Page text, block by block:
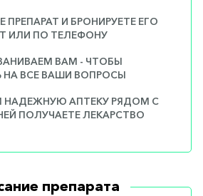
ПРЕПАРАТ И БРОНИРУЕТЕ ЕГО
ИЛИ ПО ТЕЛЕФОНУ
ВАМ - ЧТОБЫ
НА ВСЕ ВАШИ ВОПРОСЫ
НАДЕЖНУЮ АПТЕКУ РЯДОМ С
ПОЛУЧАЕТЕ ЛЕКАРСТВО
препарата